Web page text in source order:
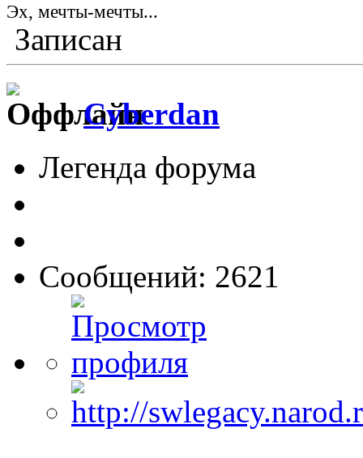
Эх, мечты-мечты...
Записан
Cyberdan
Легенда форума
Сообщений: 2621